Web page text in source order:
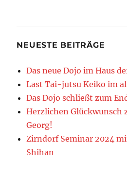
NEUESTE BEITRÄGE
Das neue Dojo im Haus
Last Tai-jutsu Keiko im
Das Dojo schließt zum
Herzlichen Glückwunsch
Georg!
Zirndorf Seminar 2024
Shihan